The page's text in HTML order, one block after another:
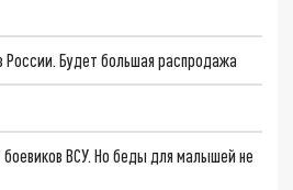
России. Будет большая распродажа
ВСУ. Но беды для малышей не